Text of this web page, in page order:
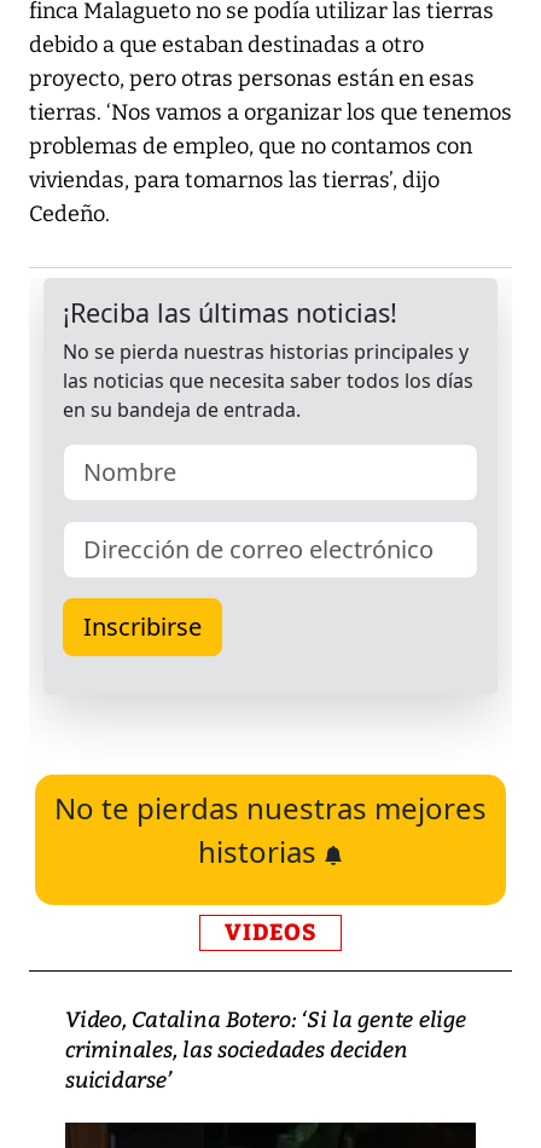
finca Malagueto no se podía utilizar las tierras
debido a que estaban destinadas a otro
proyecto, pero otras personas están en esas
tierras. ‘Nos vamos a organizar los que tenemos
problemas de empleo, que no contamos con
viviendas, para tomarnos las tierras’, dijo
Cedeño.
No te pierdas nuestras mejores
historias
VIDEOS
Video, Catalina Botero: ‘Si la gente elige
criminales, las sociedades deciden
suicidarse’